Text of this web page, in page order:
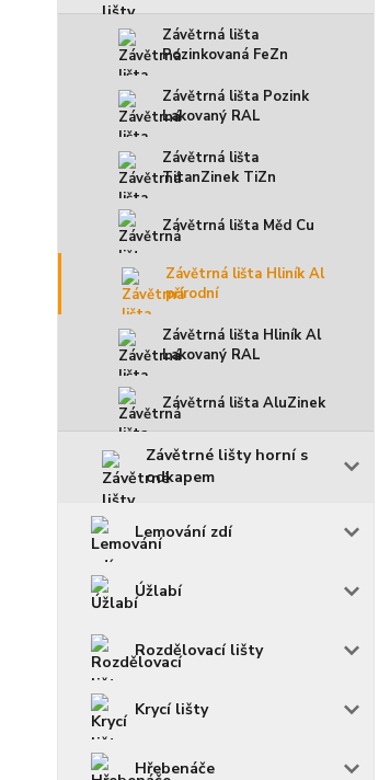
Závětrná lišta
Pozinkovaná FeZn
Závětrná lišta Pozink
Lakovaný RAL
Závětrná lišta
TitanZinek TiZn
Závětrná lišta Měd Cu
Závětrná lišta Hliník Al
přírodní
Závětrná lišta Hliník Al
Lakovaný RAL
Závětrná lišta AluZinek
Závětrné lišty horní s
odkapem
Lemování zdí
Úžlabí
Rozdělovací lišty
Krycí lišty
Hřebenáče